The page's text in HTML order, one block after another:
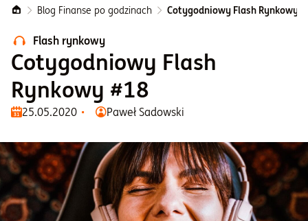
Notowania
Emerytura
Inwestycje
Blog
Centrum pomocy
Blog Finanse po godzinach Cotygodniowy Flash Rynkowy
Flash rynkowy
Cotygodniowy Flash
Rynkowy #18
25.05.2020 Paweł Sadowski